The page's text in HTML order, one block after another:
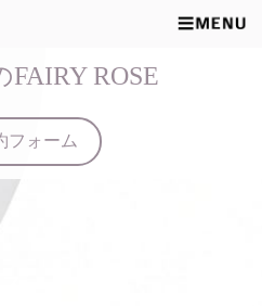
ROSE
フォーム